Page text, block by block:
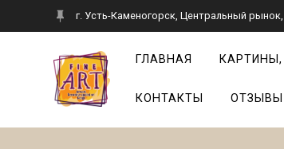
г. Усть-Каменогорск, Центральный
ГЛАВНАЯ
КОНТАКТЫ ОТЗЫВЫ